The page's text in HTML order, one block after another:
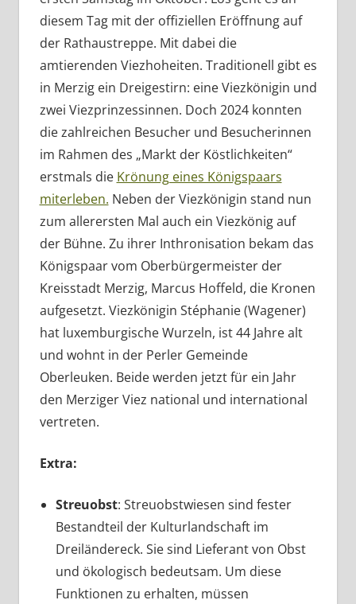
diesem Tag mit der offiziellen Eröffnung auf
der Rathaustreppe. Mit dabei die
amtierenden Viezhoheiten. Traditionell gibt es
in Merzig ein Dreigestirn: eine Viezkönigin und
zwei Viezprinzessinnen. Doch 2024 konnten
die zahlreichen Besucher und Besucherinnen
im Rahmen des „Markt der Köstlichkeiten“
erstmals die Krönung eines Königspaars
miterleben. Neben der Viezkönigin stand nun
zum allerersten Mal auch ein Viezkönig auf
der Bühne. Zu ihrer Inthronisation bekam das
Königspaar vom Oberbürgermeister der
Kreisstadt Merzig, Marcus Hoffeld, die Kronen
aufgesetzt. Viezkönigin Stéphanie (Wagener)
hat luxemburgische Wurzeln, ist 44 Jahre alt
und wohnt in der Perler Gemeinde
Oberleuken. Beide werden jetzt für ein Jahr
den Merziger Viez national und international
vertreten.
Extra:
Streuobst: Streuobstwiesen sind fester
Bestandteil der Kulturlandschaft im
Dreiländereck. Sie sind Lieferant von Obst
und ökologisch bedeutsam. Um diese
Funktionen zu erhalten, müssen